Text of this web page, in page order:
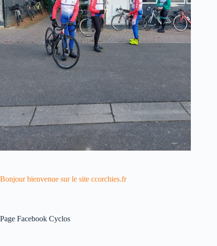
Bonjour bienvenue sur le site ccorchies.fr
Page Facebook Cyclos